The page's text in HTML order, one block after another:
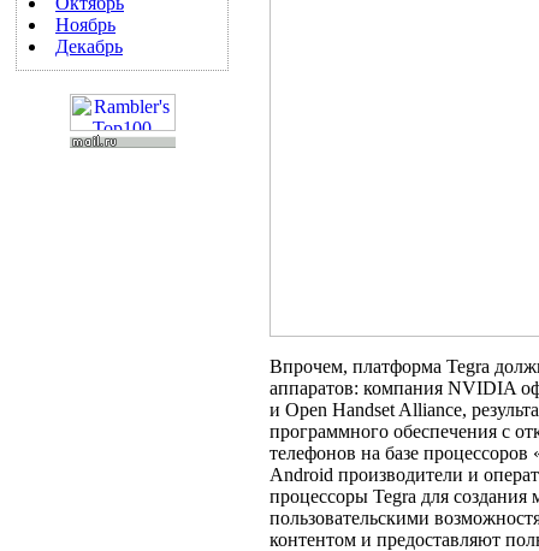
Ноябрь
Декабрь
Впрочем, платформа Tegra
аппаратов: компания NVIDIA
и Open Handset Alliance,
программного обеспечения с
телефонов на базе
Android производители и
процессоры Tegra для
пользовательскими
контентом и предоставляют